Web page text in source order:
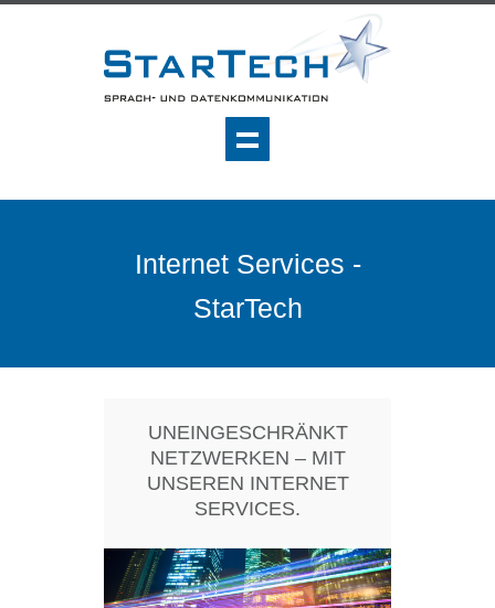
Internet Services -
StarTech
UNEINGESCHRÄNKT
NETZWERKEN – MIT
UNSEREN INTERNET
SERVICES.